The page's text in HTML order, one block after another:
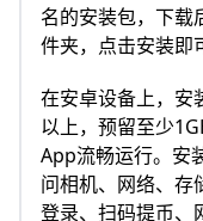
名的安装包，下载
件夹，点击安装即
在安卓设备上，安
以上，预留至少
App流畅运行。安
问相机、网络、存
登录、扫码提币、